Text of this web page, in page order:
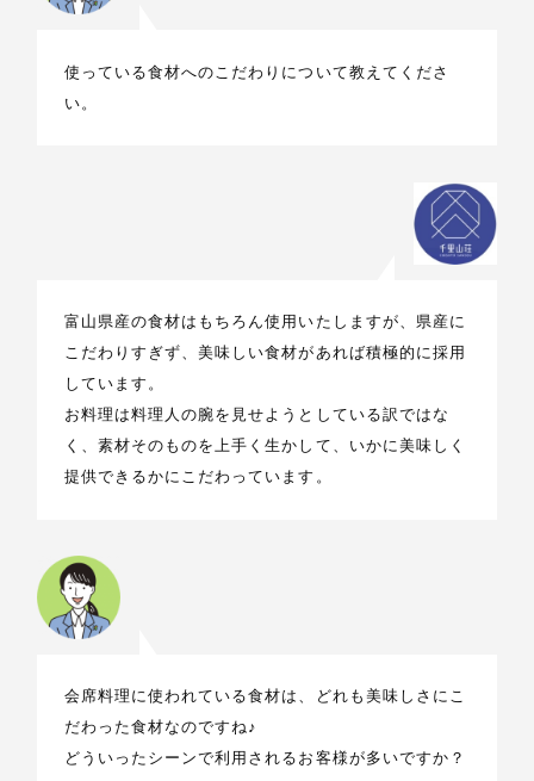
使っている食材へのこだわりについて教えてくださ
い。
富山県産の食材はもちろん使用いたしますが、県産に
こだわりすぎず、美味しい食材があれば積極的に採用
しています。
お料理は料理人の腕を見せようとしている訳ではな
く、素材そのものを上手く生かして、いかに美味しく
提供できるかにこだわっています。
会席料理に使われている食材は、どれも美味しさにこ
だわった食材なのですね♪
どういったシーンで利用されるお客様が多いですか？